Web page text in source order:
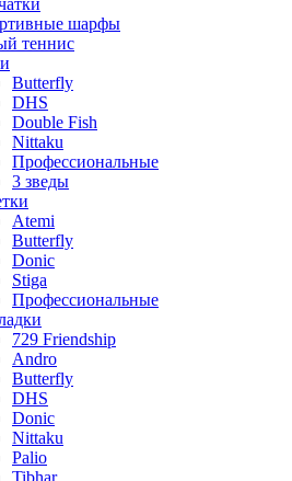
шарфы
теннис
Butterfly
DHS
Double Fish
Nittaku
Профессиональные
3 зведы
Atemi
Butterfly
Donic
Stiga
Профессиональные
729 Friendship
Andro
Butterfly
DHS
Donic
Nittaku
Palio